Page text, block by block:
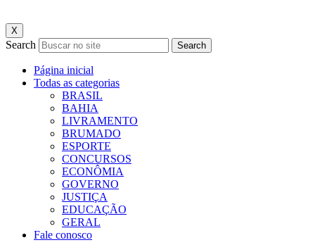
X
Search Search
Página inicial
Todas as categorias
BRASIL
BAHIA
LIVRAMENTO
BRUMADO
ESPORTE
CONCURSOS
ECONÔMIA
GOVERNO
JUSTIÇA
EDUCAÇÃO
GERAL
Fale conosco